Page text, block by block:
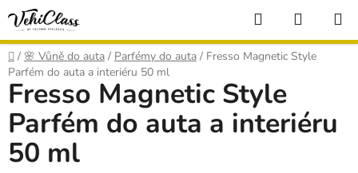
Přejít
obsah
Hledat
KOŠÍK
Domů
/ 🌸 Vůně do auta / Parfémy do auta / Fresso Magnetic Style
Parfém do auta a interiéru 50 ml
Fresso Magnetic Style
Parfém do auta a interiéru
50 ml